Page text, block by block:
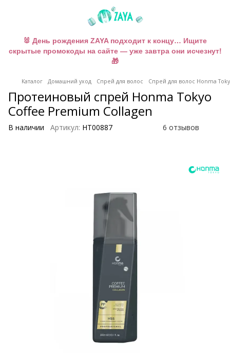
🐰 День рождения ZAYA подходит к концу… Ищите
скрытые промокоды на сайте — уже завтра они исчезнут!
🎁
Каталог Домашний уход Спрей для волос Спрей для волос Honma
Протеиновый спрей Honma Tokyo
Coffee Premium Collagen
В наличии Артикул: HT00887 6 отзывов